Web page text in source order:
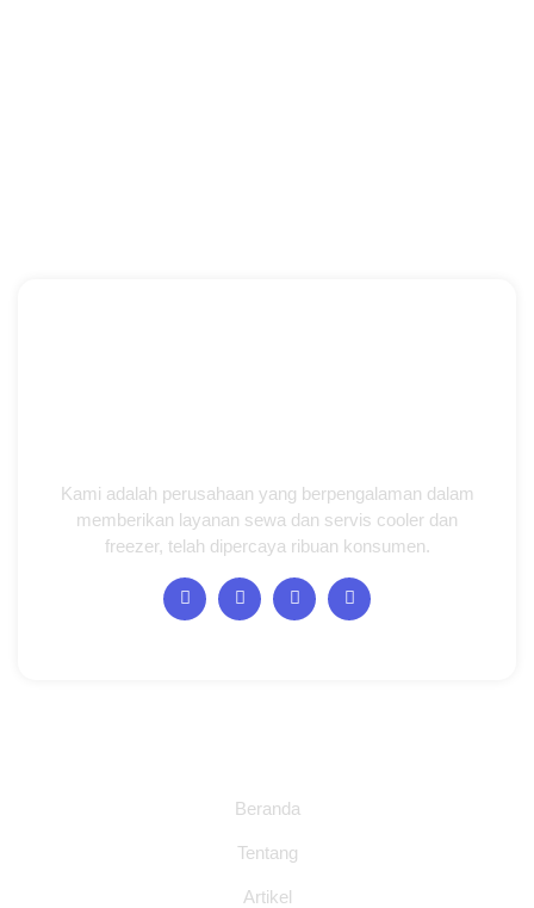
Kami adalah perusahaan yang berpengalaman dalam
memberikan layanan sewa dan servis cooler dan
freezer, telah dipercaya ribuan konsumen.
Beranda
Tentang
Artikel